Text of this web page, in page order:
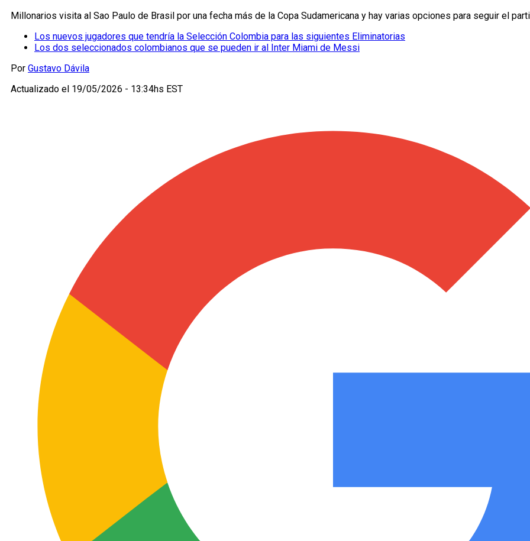
Millonarios visita al Sao Paulo de Brasil por una fecha más de la Copa Sudamericana y hay varias opciones para seguir el
Los nuevos jugadores que tendría la Selección Colombia para las siguientes Eliminatorias
Los dos seleccionados colombianos que se pueden ir al Inter Miami de Messi
Por Gustavo Dávila
Actualizado el 19/05/2026 - 13:34hs EST